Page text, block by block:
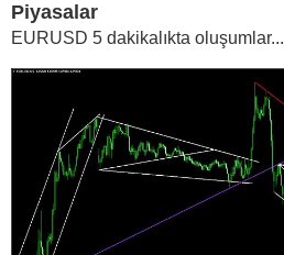
Piyasalar
EURUSD 5 dakikalıkta oluşumlar...